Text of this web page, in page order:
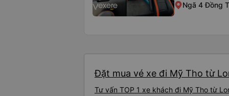
Ngã 4 Đồng
Đặt mua vé xe đi Mỹ Tho từ
Tư vấn TOP 1 xe khách đi Mỹ Tho từ